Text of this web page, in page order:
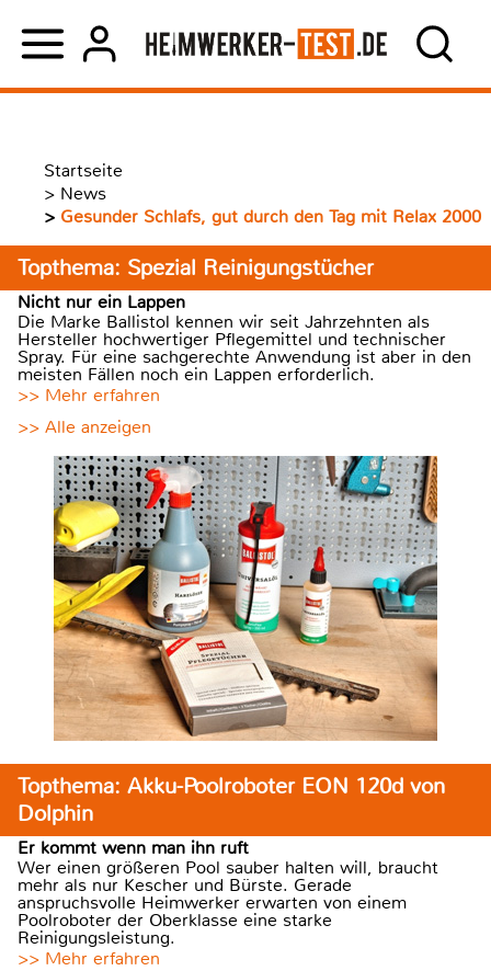
Startseite
> News
> Gesunder Schlafs, gut durch den Tag mit Relax 2000
Topthema: Spezial Reinigungstücher
Nicht nur ein Lappen
Die Marke Ballistol kennen wir seit Jahrzehnten als
Hersteller hochwertiger Pflegemittel und technischer
Spray. Für eine sachgerechte Anwendung ist aber in den
meisten Fällen noch ein Lappen erforderlich.
>> Mehr erfahren
>> Alle anzeigen
Topthema: Akku-Poolroboter EON 120d von
Dolphin
Er kommt wenn man ihn ruft
Wer einen größeren Pool sauber halten will, braucht
mehr als nur Kescher und Bürste. Gerade
anspruchsvolle Heimwerker erwarten von einem
Poolroboter der Oberklasse eine starke
Reinigungsleistung.
>> Mehr erfahren